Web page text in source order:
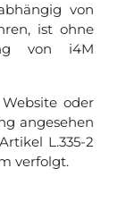
von
ist ohne
von i4M
oder
angesehen
L.335-2
verfolgt.